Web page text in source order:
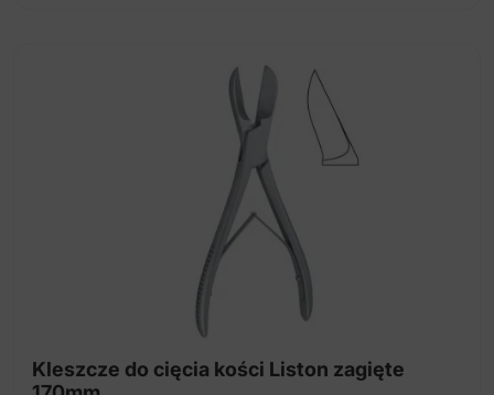
Kleszcze do cięcia kości Liston zagięte